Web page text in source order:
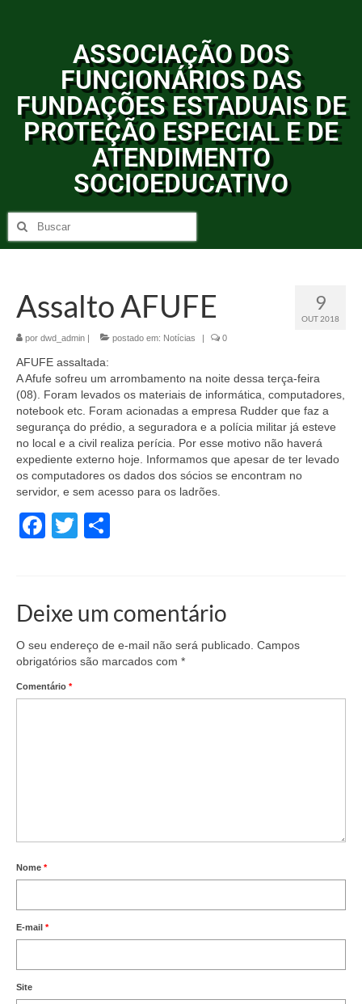
ASSOCIAÇÃO DOS
FUNCIONÁRIOS DAS
FUNDAÇÕES ESTADUAIS DE
PROTEÇÃO ESPECIAL E DE
ATENDIMENTO
SOCIOEDUCATIVO
9
OUT 2018
Assalto AFUFE
por dwd_admin postado em: Notícias 0
AFUFE assaltada:
A Afufe sofreu um arrombamento na noite dessa terça-feira
(08). Foram levados os materiais de informática, computadores,
notebook etc. Foram acionadas a empresa Rudder que faz a
segurança do prédio, a seguradora e a polícia militar já esteve
no local e a civil realiza perícia. Por esse motivo não haverá
expediente externo hoje. Informamos que apesar de ter levado
os computadores os dados dos sócios se encontram no
servidor, e sem acesso para os ladrões.
Facebook
Twitter
Deixe um comentário
O seu endereço de e-mail não será publicado. Campos
obrigatórios são marcados com *
Comentário *
Nome *
E-mail *
Site